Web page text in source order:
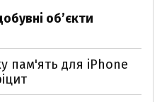
обʼєкти
пам'ять для iPhone